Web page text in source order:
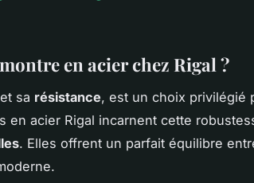
en acier chez Rigal ?
et sa résistance, est un choix privilégié
en acier Rigal incarnent cette
. Elles offrent un parfait équilibre